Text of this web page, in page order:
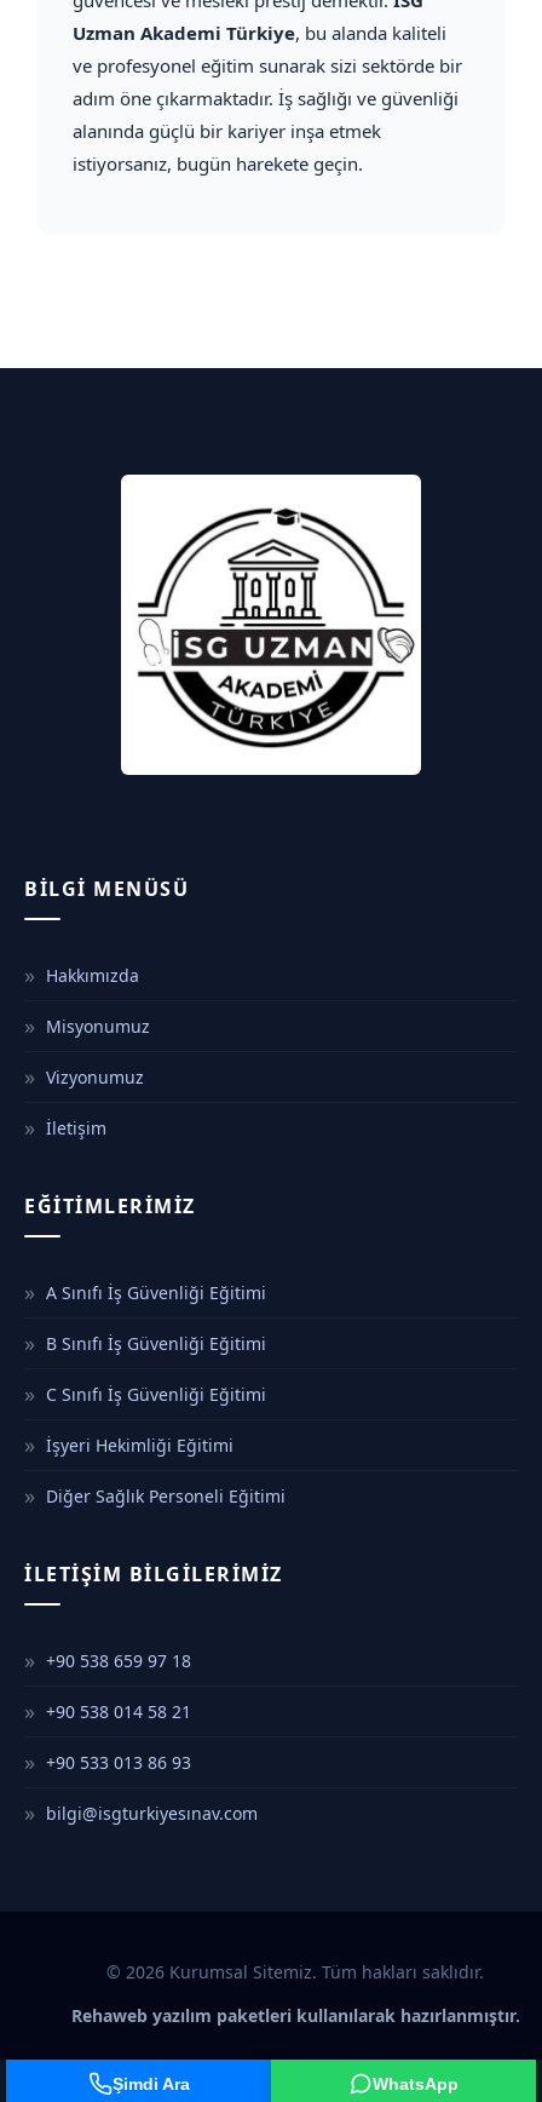
Uzman Akademi Türkiye, bu alanda kaliteli
ve profesyonel eğitim sunarak sizi sektörde bir
adım öne çıkarmaktadır. İş sağlığı ve güvenliği
alanında güçlü bir kariyer inşa etmek
istiyorsanız, bugün harekete geçin.
Şimdi Ara WhatsApp
BILGI MENÜSÜ
Hakkımızda
Misyonumuz
Vizyonumuz
İletişim
EĞITIMLERIMIZ
A Sınıfı İş Güvenliği Eğitimi
B Sınıfı İş Güvenliği Eğitimi
C Sınıfı İş Güvenliği Eğitimi
İşyeri Hekimliği Eğitimi
Diğer Sağlık Personeli Eğitimi
İLETIŞIM BILGILERIMIZ
+90 538 659 97 18
+90 538 014 58 21
+90 533 013 86 93
bilgi@isgturkiyesınav.com
© 2026 Kurumsal Sitemiz. Tüm hakları saklıdır.
Rehaweb yazılım paketleri kullanılarak hazırlanmıştır.